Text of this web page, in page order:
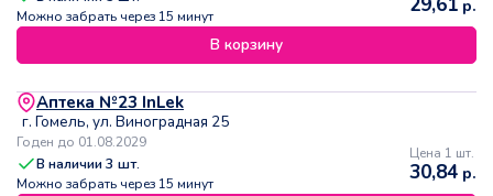
Можно забрать через 15 минут 29,61 р.
В корзину
Аптека №23 InLek
г. Гомель, ул. Виноградная 25
Годен до 01.08.2029
В наличии3 шт.
Можно забрать через 15 минут
Цена 1 шт.
30,84 р.